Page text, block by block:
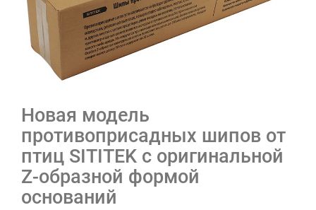
Новая модель
противоприсадных шипов от
птиц SITITEK с оригинальной
Z-образной формой
оснований